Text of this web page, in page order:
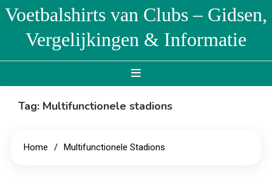
Skip
content
Voetbalshirts van Clubs – Gidsen,
Vergelijkingen & Informatie
Tag: Multifunctionele stadions
Home Multifunctionele Stadions